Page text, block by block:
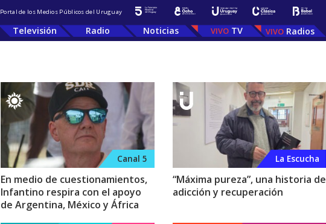
Portal de los Medios Públicos del Uruguay
Televisión Radio Noticias TV Radios
Canal 5
En medio de cuestionamientos,
Infantino respira con el apoyo
de Argentina, México y África
La Escucha
“Máxima pureza”, una historia de
adicción y recuperación